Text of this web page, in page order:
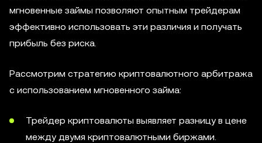
мгновенные займы позволяют опытным трейдерам
эффективно использовать эти различия и получать
прибыль без риска.
Рассмотрим стратегию криптовалютного арбитража
с использованием мгновенного займа:
Трейдер криптовалюты выявляет разницу в цене
между двумя криптовалютными биржами.